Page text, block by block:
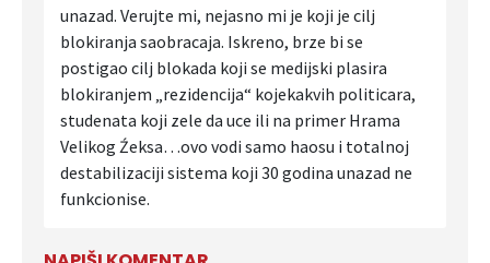
unazad. Verujte mi, nejasno mi je koji je cilj
blokiranja saobracaja. Iskreno, brze bi se
postigao cilj blokada koji se medijski plasira
blokiranjem „rezidencija“ kojekakvih politicara,
studenata koji zele da uce ili na primer Hrama
Velikog Źeksa…ovo vodi samo haosu i totalnoj
destabilizaciji sistema koji 30 godina unazad ne
funkcionise.